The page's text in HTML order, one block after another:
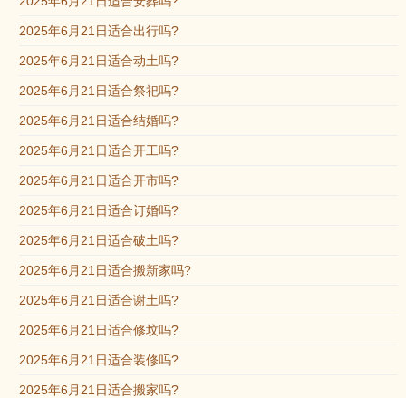
2025年6月21日适合出行吗?
2025年6月21日适合动土吗?
2025年6月21日适合祭祀吗?
2025年6月21日适合结婚吗?
2025年6月21日适合开工吗?
2025年6月21日适合开市吗?
2025年6月21日适合订婚吗?
2025年6月21日适合破土吗?
2025年6月21日适合搬新家吗?
2025年6月21日适合谢土吗?
2025年6月21日适合修坟吗?
2025年6月21日适合装修吗?
2025年6月21日适合搬家吗?